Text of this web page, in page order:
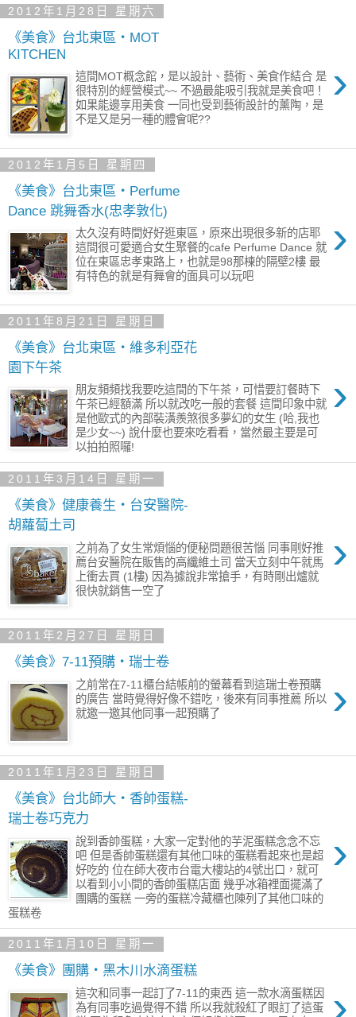
2012年1月28日 星期六
《美食》台北東區‧MOT
KITCHEN
›
這間MOT概念館，是以設計、藝術、美食作結合 是
很特別的經營模式~~ 不過最能吸引我就是美食吧！
如果能邊享用美食 一同也受到藝術設計的薰陶，是
不是又是另一種的體會呢??
2012年1月5日 星期四
《美食》台北東區‧Perfume
Dance 跳舞香水(忠孝敦化)
›
太久沒有時間好好逛東區，原來出現很多新的店耶
這間很可愛適合女生聚餐的cafe Perfume Dance 就
位在東區忠孝東路上，也就是98那棟的隔壁2樓 最
有特色的就是有舞會的面具可以玩吧
2011年8月21日 星期日
《美食》台北東區‧維多利亞花
園下午茶
›
朋友頻頻找我要吃這間的下午茶，可惜要訂餐時下
午茶已經額滿 所以就改吃一般的套餐 這間印象中就
是他歐式的內部裝潢羨煞很多夢幻的女生 (哈,我也
是少女~~) 說什麼也要來吃看看，當然最主要是可
以拍拍照囉!
2011年3月14日 星期一
《美食》健康養生‧台安醫院-
胡蘿蔔土司
›
之前為了女生常煩惱的便秘問題很苦惱 同事剛好推
薦台安醫院在販售的高纖維土司 當天立刻中午就馬
上衝去買 (1樓) 因為據說非常搶手，有時剛出爐就
很快就銷售一空了
2011年2月27日 星期日
《美食》7-11預購‧瑞士卷
›
之前常在7-11櫃台結帳前的螢幕看到這瑞士卷預購
的廣告 當時覺得好像不錯吃，後來有同事推薦 所以
就邀一邀其他同事一起預購了
2011年1月23日 星期日
《美食》台北師大‧香帥蛋糕-
瑞士卷巧克力
›
說到香帥蛋糕，大家一定對他的芋泥蛋糕念念不忘
吧 但是香帥蛋糕還有其他口味的蛋糕看起來也是超
好吃的 位在師大夜市台電大樓站的4號出口，就可
以看到小小間的香帥蛋糕店面 幾乎冰箱裡面擺滿了
團購的蛋糕 一旁的蛋糕冷藏櫃也陳列了其他口味的
蛋糕卷
2011年1月10日 星期一
《美食》團購‧黑木川水滴蛋糕
這次和同事一起訂了7-11的東西 這一款水滴蛋糕因
為有同事吃過覺得不錯 所以我就殺紅了眼訂了這蛋